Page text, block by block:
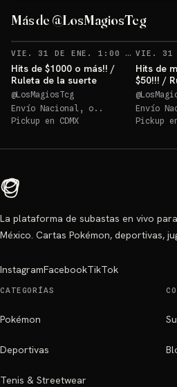
Más de @LosMagiosTcg
VIE. 31 DE ENE. 1:00 AM
Hits de $1000 o más!! /
Ruleta de la suerte
@LosMagiosTcg
Envío Nacional, o..
Pickup en CDMX
Hits de
$50!!! /
@
Envío
Pickup
La plataforma de subastas en vivo
México. Cartas Pokémon, deportivas,
InstagramFacebookTikTok
CATEGORÍAS
Pokémon
Deportivas
Tenis & Streetwear